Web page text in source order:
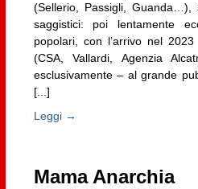
(Sellerio, Passigli,
saggistici: poi lentamente
popolari, con l’arrivo nel
(CSA, Vallardi, Agenzia
esclusivamente – al grande
[...]
Leggi →
Mama Anarchia